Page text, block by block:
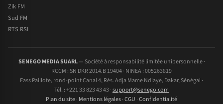
Zik FM
Sud FM
RTS RSI
SENEGO MEDIA SUARL— Société à responsabilité limitée unipersonnelle ·
RCCM : SN DKR 2014.B 19404 · NINEA : 005263819
Fass Paillote, rond-point Canal 4, Rés. Adja Mame Ndiaye, Dakar, Sénégal ·
Tél. : +221 33 823 43 43 ·support@senego.com
Plan du site· Mentions légales·CGU ·Confidentialité